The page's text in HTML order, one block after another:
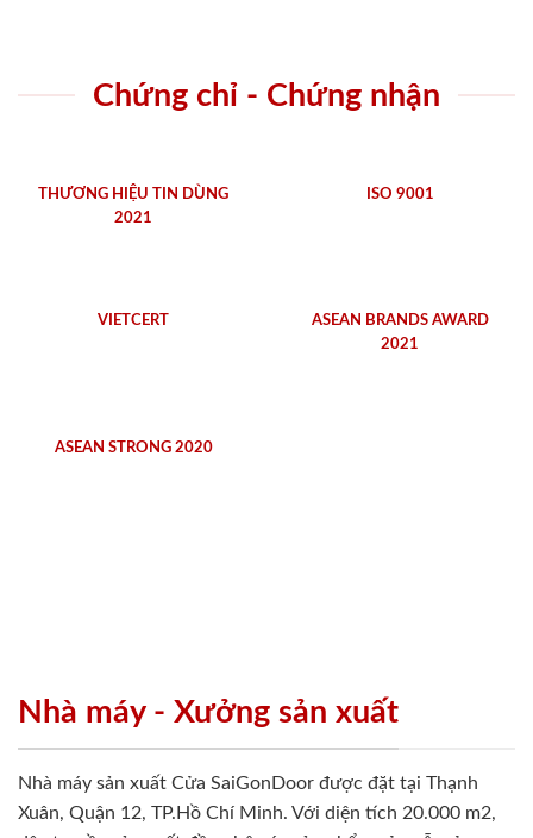
Chứng chỉ - Chứng nhận
THƯƠNG HIỆU TIN DÙNG
2021
ISO 9001
VIETCERT
ASEAN BRANDS AWARD
2021
ASEAN STRONG 2020
Nhà máy - Xưởng sản xuất
Nhà máy sản xuất Cửa SaiGonDoor được đặt tại Thạnh
Xuân, Quận 12, TP.Hồ Chí Minh. Với diện tích 20.000 m2,